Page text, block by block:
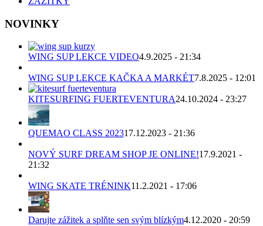
NOVINKY
WING SUP LEKCE VIDEO4.9.2025 - 21:34
WING SUP LEKCE KAČKA A MARKÉT7.8.2025 - 12:01
KITESURFING FUERTEVENTURA24.10.2024 - 23:27
QUEMAO CLASS 202317.12.2023 - 21:36
NOVÝ SURF DREAM SHOP JE ONLINE!17.9.2021 -
21:32
WING SKATE TRÉNINK11.2.2021 - 17:06
Darujte zážitek a splňte sen svým blízkým4.12.2020 - 20:59